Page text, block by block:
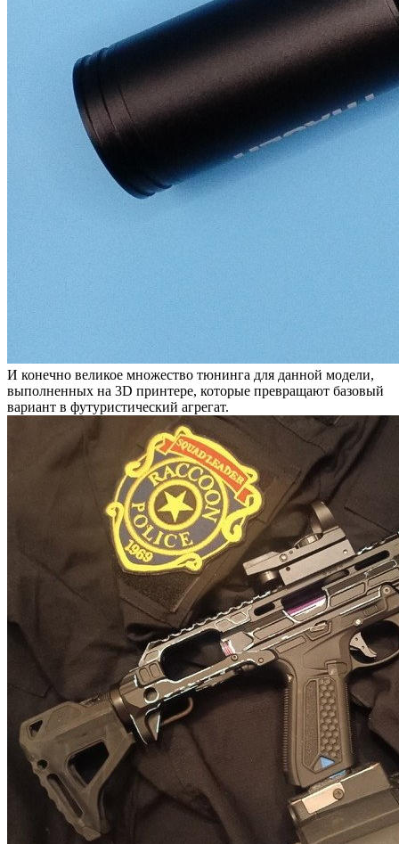
И конечно великое множество тюнинга для данной модели,
выполненных на 3D принтере, которые превращают базовый
вариант в футуристический агрегат.